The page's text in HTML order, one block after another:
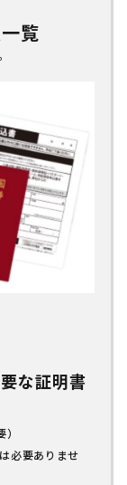
覧
な証明書
必要ありませ